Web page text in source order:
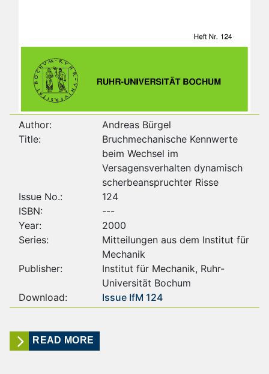
Author:
Andreas Bürgel
Title:
Bruchmechanische Kennwerte
beim Wechsel im
Versagensverhalten dynamisch
scherbeanspruchter Risse
Issue No.:
124
ISBN:
---
Year:
2000
Series:
Mitteilungen aus dem Institut für
Mechanik
Publisher:
Institut für Mechanik, Ruhr-
Universität Bochum
Download:
Issue IfM 124
READ MORE